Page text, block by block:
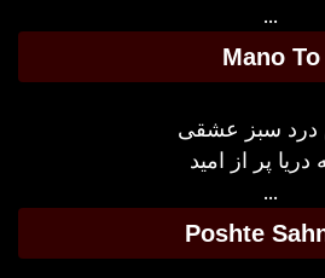
...
Mano To
سبز عشقی
دریا پر از امید
...
Poshte